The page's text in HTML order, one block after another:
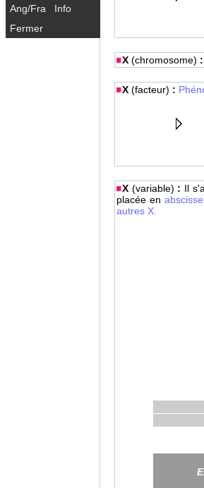
Ang/Fra
Info
Fermer
X (chromosome) :
X (facteur) :
X (variable) : Il
placée en abscisse
autres X.